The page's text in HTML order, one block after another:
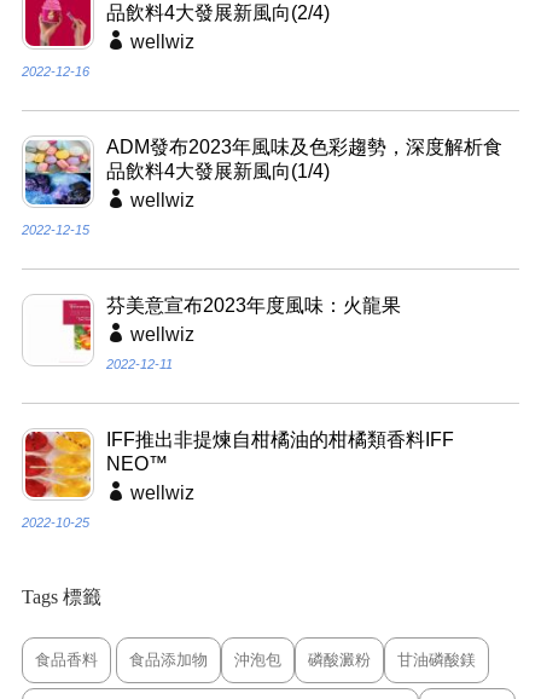
品飲料4大發展新風向(2/4)
wellwiz
2022-12-16
ADM發布2023年風味及色彩趨勢，深度解析食
品飲料4大發展新風向(1/4)
wellwiz
2022-12-15
芬美意宣布2023年度風味：火龍果
wellwiz
2022-12-11
IFF推出非提煉自柑橘油的柑橘類香料IFF
NEO™
wellwiz
2022-10-25
Tags 標籤
食品香料 食品添加物 沖泡包 磷酸澱粉 甘油磷酸鎂